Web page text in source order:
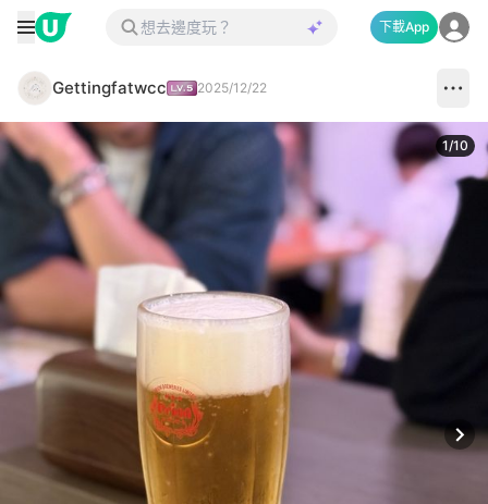
下載App
Gettingfatwcc 2025/12/22
1/10